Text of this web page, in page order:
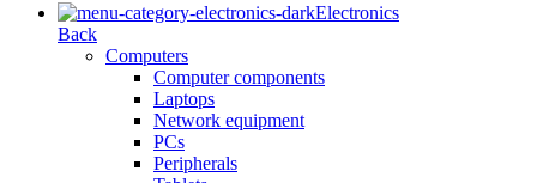
Electronics
Back
Computers
Computer components
Laptops
Network equipment
PCs
Peripherals